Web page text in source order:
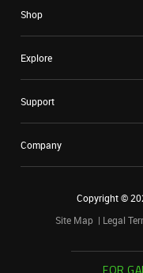
Shop
Explore
Support
Company
Copyright ©
Site Map
Legal